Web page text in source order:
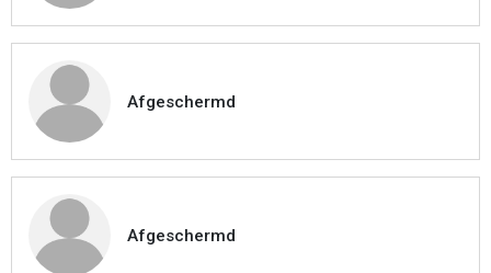
Afgeschermd
Afgeschermd